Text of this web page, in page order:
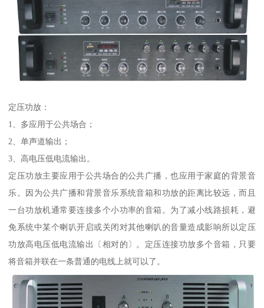
定压功放：
1、多应用于公共场合；
2、单声道输出；
3、高电压低电流输出。
定压功放主要应用于公共场合的公共广播，也应用于家庭的背景音
乐。因为公共广播和背景音乐系统音箱和功放的距离比较远，而且
一台功放机通常要连接多个小功率的音箱。为了减小线路损耗，避
免系统中某个喇叭开启或关闭对其他喇叭的音量造成影响所以定压
功放高电压低电流输出〔相对的〕。定压连接功放多个音箱，只要
将音箱并联在一条普通的电线上就可以了。